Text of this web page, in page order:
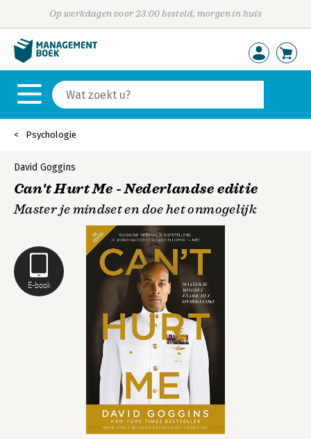
Op werkdagen voor 23:00 besteld, morgen in huis
Psychologie
E-book
David Goggins
Can't Hurt Me - Nederlandse editie
Master je mindset en doe het onmogelijk